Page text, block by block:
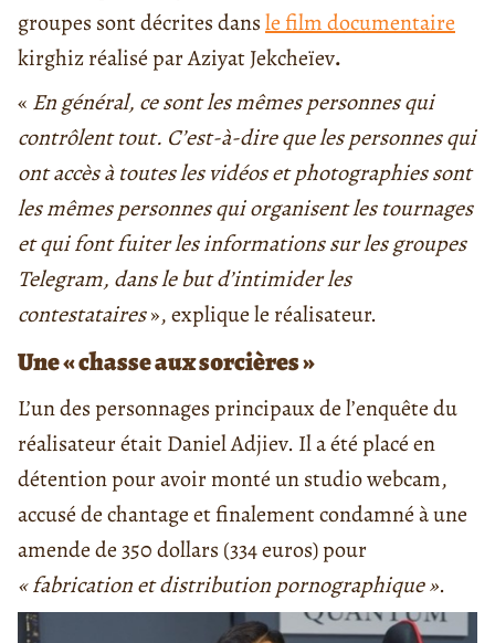
groupes sont décrites dansle film documentaire
kirghiz réalisé par Aziyat Jekcheïev.
« En général, ce sont les mêmes personnes qui
contrôlent tout. C’est-à-dire que les personnes qui
ont accès à toutes les vidéos et photographies sont
les mêmes personnes qui organisent les tournages
et qui font fuiter les informations sur les groupes
Telegram, dans le but d’intimider les
contestataires», explique le réalisateur.
Une « chasse aux sorcières »
L’un des personnages principaux de l’enquête du
réalisateur était Daniel Adjiev. Il a été placé en
détention pour avoir monté un studio webcam,
accusé de chantage et finalement condamné à une
amende de 350 dollars (334 euros) pour
« fabrication et distribution pornographique ».